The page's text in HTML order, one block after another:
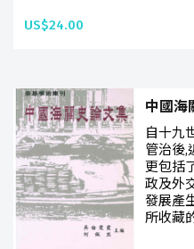
US$24.00
中國海
自十九
管治後,
更包括
政及外
發展產
所收藏